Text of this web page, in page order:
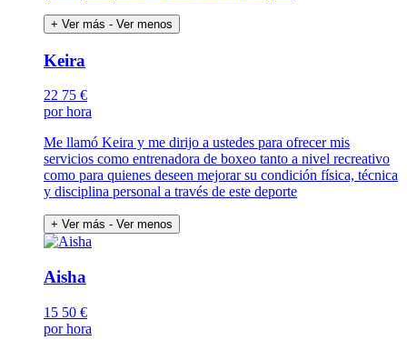
+ Ver más - Ver menos
Keira
22 75 €
por hora
Me llamó Keira y me dirijo a ustedes para ofrecer mis
servicios como entrenadora de boxeo tanto a nivel recreativo
como para quienes deseen mejorar su condición física, técnica
y disciplina personal a través de este deporte
+ Ver más - Ver menos
Aisha
15 50 €
por hora